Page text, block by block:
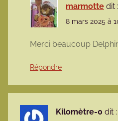
marmotte dit :
8 mars 2025 à
Merci beaucoup
Répondre
Kilomètre-0 dit :